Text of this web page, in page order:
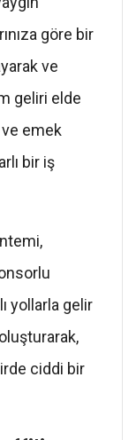
göre bir
ve
geliri elde
emek
bir iş
yollarla gelir
ciddi bir